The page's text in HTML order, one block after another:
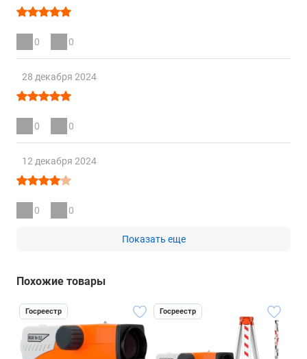
0 0
28 декабря 2024
0 0
12 декабря 2024
0 0
Показать еще
Похожие товары
Госреестр Госреестр